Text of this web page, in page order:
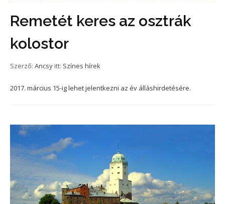
Remetét keres az osztrák
kolostor
Szerző: Ancsy itt: Színes hírek
2017. március 15-ig lehet jelentkezni az év álláshirdetésére.